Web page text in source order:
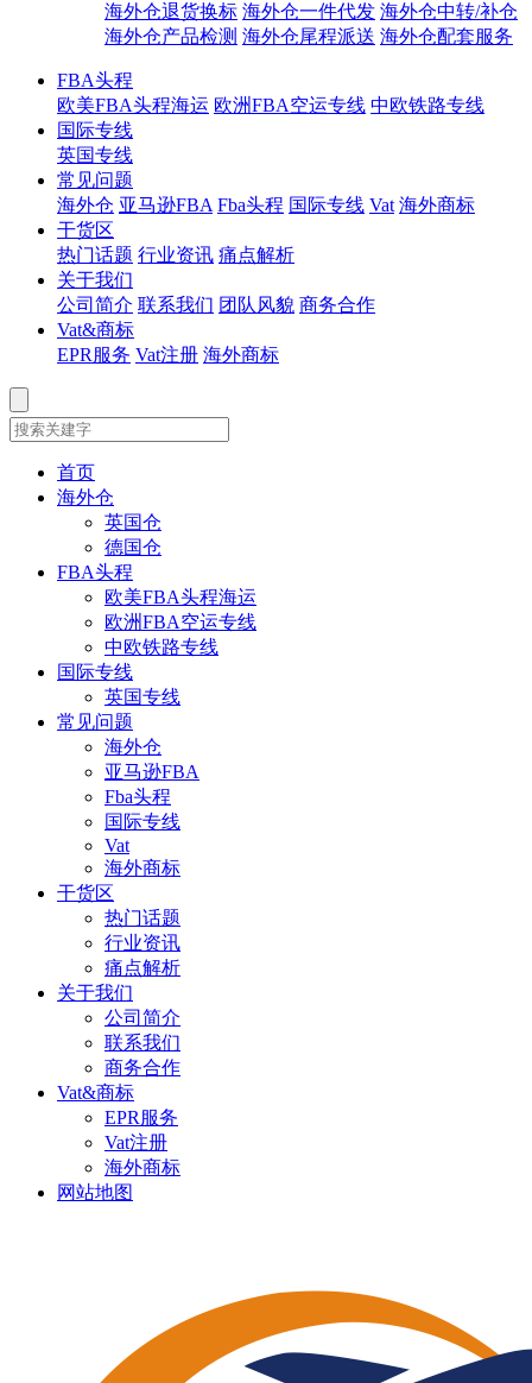
海外仓退货换标 海外仓一件代发 海外仓中转/补仓
海外仓产品检测 海外仓尾程派送 海外仓配套服务
FBA头程
欧美FBA头程海运 欧洲FBA空运专线 中欧铁路专线
国际专线
英国专线
常见问题
海外仓 亚马逊FBA Fba头程 国际专线 Vat 海外商标
干货区
热门话题 行业资讯 痛点解析
关于我们
公司简介 联系我们 团队风貌 商务合作
Vat&商标
EPR服务 Vat注册 海外商标
首页
海外仓
英国仓
德国仓
FBA头程
欧美FBA头程海运
欧洲FBA空运专线
中欧铁路专线
国际专线
英国专线
常见问题
海外仓
亚马逊FBA
Fba头程
国际专线
Vat
海外商标
干货区
热门话题
行业资讯
痛点解析
关于我们
公司简介
联系我们
商务合作
Vat&商标
EPR服务
Vat注册
海外商标
网站地图